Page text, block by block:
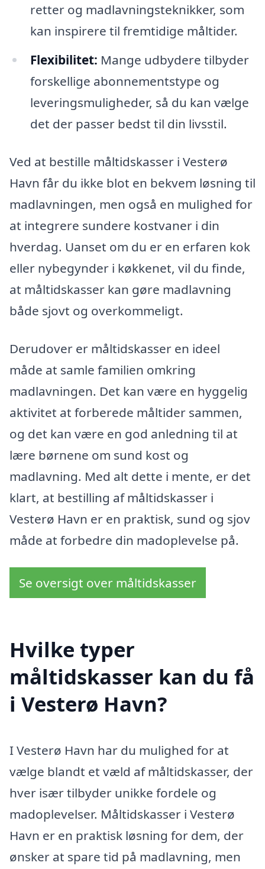
retter og madlavningsteknikker, som
kan inspirere til fremtidige måltider.
Flexibilitet: Mange udbydere tilbyder
forskellige abonnementstype og
leveringsmuligheder, så du kan vælge
det der passer bedst til din livsstil.
Ved at bestille måltidskasser i Vesterø
Havn får du ikke blot en bekvem løsning til
madlavningen, men også en mulighed for
at integrere sundere kostvaner i din
hverdag. Uanset om du er en erfaren kok
eller nybegynder i køkkenet, vil du finde,
at måltidskasser kan gøre madlavning
både sjovt og overkommeligt.
Derudover er måltidskasser en ideel
måde at samle familien omkring
madlavningen. Det kan være en hyggelig
aktivitet at forberede måltider sammen,
og det kan være en god anledning til at
lære børnene om sund kost og
madlavning. Med alt dette i mente, er det
klart, at bestilling af måltidskasser i
Vesterø Havn er en praktisk, sund og sjov
måde at forbedre din madoplevelse på.
Se oversigt over måltidskasser
Hvilke typer
måltidskasser kan du få
i Vesterø Havn?
I Vesterø Havn har du mulighed for at
vælge blandt et væld af måltidskasser, der
hver især tilbyder unikke fordele og
madoplevelser. Måltidskasser i Vesterø
Havn er en praktisk løsning for dem, der
ønsker at spare tid på madlavning, men